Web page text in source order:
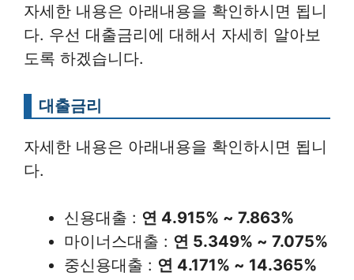
자세한 내용은 아래내용을 확인하시면 됩니
다. 우선 대출금리에 대해서 자세히 알아보
도록 하겠습니다.
대출금리
자세한 내용은 아래내용을 확인하시면 됩니
다.
신용대출 : 연 4.915% ~ 7.863%
마이너스대출 : 연 5.349% ~ 7.075%
중신용대출 : 연 4.171% ~ 14.365%